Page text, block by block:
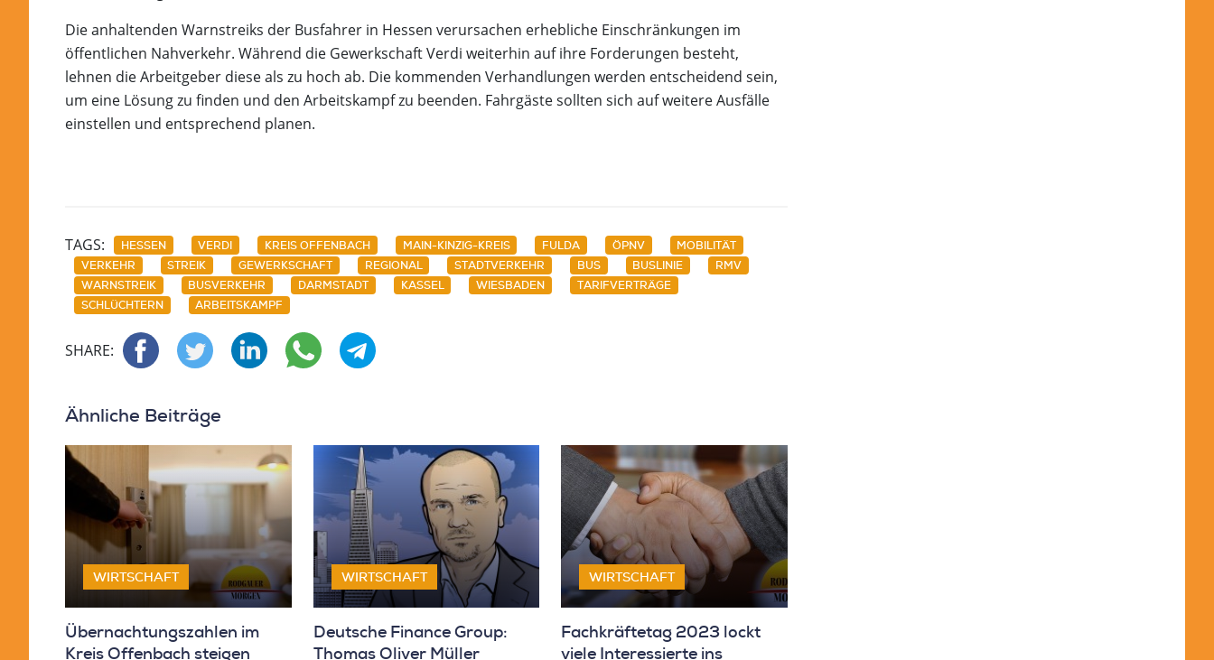
Die anhaltenden Warnstreiks der Busfahrer in Hessen verursachen erhebliche Einschränkungen im
öffentlichen Nahverkehr. Während die Gewerkschaft Verdi weiterhin auf ihre Forderungen besteht,
lehnen die Arbeitgeber diese als zu hoch ab. Die kommenden Verhandlungen werden entscheidend sein,
um eine Lösung zu finden und den Arbeitskampf zu beenden. Fahrgäste sollten sich auf weitere Ausfälle
einstellen und entsprechend planen.
TAGS: HESSEN VERDI KREIS OFFENBACH MAIN-KINZIG-KREIS FULDA ÖPNV
MOBILITÄT
VERKEHR
STREIK GEWERKSCHAFT REGIONAL STADTVERKEHR BUS BUSLINIE
RMV
WARNSTREIK
BUSVERKEHR DARMSTADT KASSEL WIESBADEN
TARIFVERTRÄGE
SCHLÜCHTERN
ARBEITSKAMPF
SHARE:
Ähnliche Beiträge
WIRTSCHAFT
Übernachtungszahlen im
Kreis Offenbach steigen
WIRTSCHAFT
Deutsche Finance Group:
Thomas Oliver Müller
WIRTSCHAFT
Fachkräftetag 2023 lockt
viele Interessierte ins